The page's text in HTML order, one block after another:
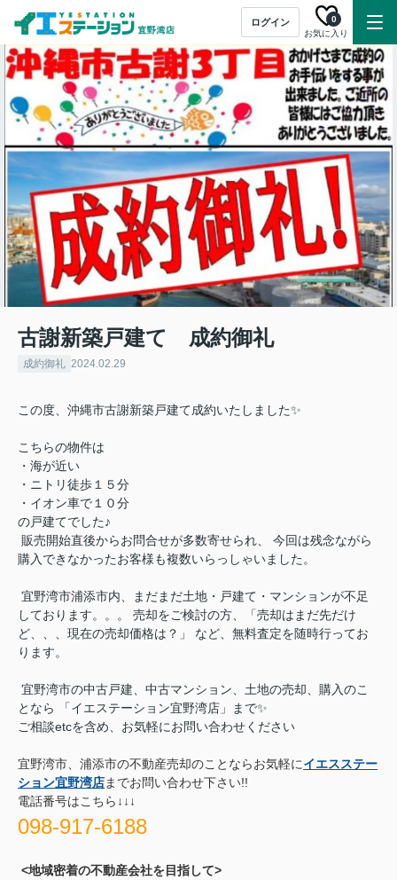
ログイン
お気に入り
0
古謝新築戸建て 成約御礼
成約御礼 2024.02.29
この度、沖縄市古謝新築戸建て成約いたしました✨
こちらの物件は
・海が近い
・ニトリ徒歩１５分
・イオン車で１０分
の戸建てでした♪
販売開始直後からお問合せが多数寄せられ、 今回は残念ながら
購入できなかったお客様も複数いらっしゃいました。
宜野湾市浦添市内、まだまだ土地・戸建て・マンションが不足
しております。。。 売却をご検討の方、「売却はまだ先だけ
ど、、、現在の売却価格は？」 など、無料査定を随時行ってお
ります。
宜野湾市の中古戸建、中古マンション、土地の売却、購入のこ
となら 「イエステーション宜野湾店」まで✨
ご相談etcを含め、お気軽にお問い合わせください
宜野湾市、浦添市の不動産売却のことならお気軽にイエスステー
ション宜野湾店までお問い合わせ下さい!!
電話番号はこちら↓↓↓
098-917-6188
<地域密着の不動産会社を目指して>